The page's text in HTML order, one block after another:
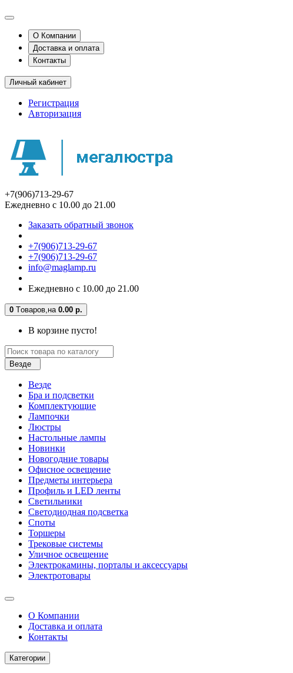
О Компании
Доставка и оплата
Контакты
Личный кабинет
Регистрация
Авторизация
+7(906)713-29-67
Ежедневно с 10.00 до 21.00
Заказать обратный звонок
+7(906)713-29-67
+7(906)713-29-67
info@maglamp.ru
Ежедневно с 10.00 до 21.00
0 Tоваров,на 0.00 р.
В корзине пусто!
Везде
Везде
Бра и подсветки
Комплектующие
Лампочки
Люстры
Настольные лампы
Новинки
Новогодние товары
Офисное освещение
Предметы интерьера
Профиль и LED ленты
Светильники
Светодиодная подсветка
Споты
Торшеры
Трековые системы
Уличное освещение
Электрокамины, порталы и аксессуары
Электротовары
О Компании
Доставка и оплата
Контакты
Категории